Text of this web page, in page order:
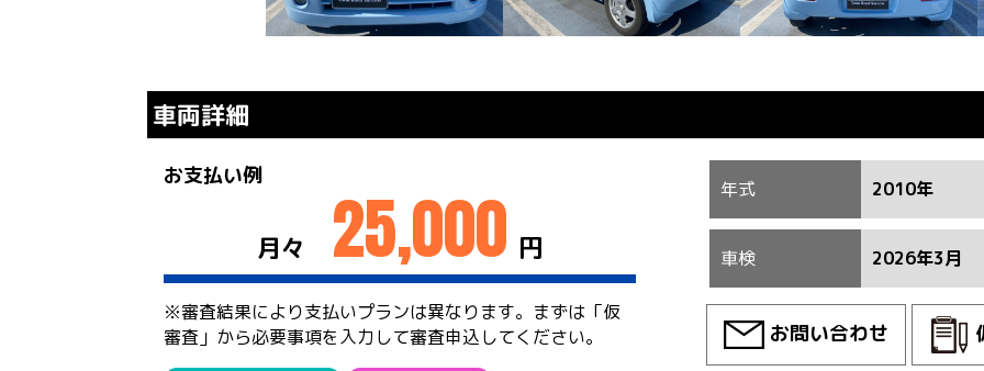
車両詳細
お支払い例
月々 25,000 円
※審査結果により支払いプランは異なります。まずは「仮
審査」から必要事項を入力して審査申込してください。
年式 2010年
車検 2026年3月
お問い合わせ